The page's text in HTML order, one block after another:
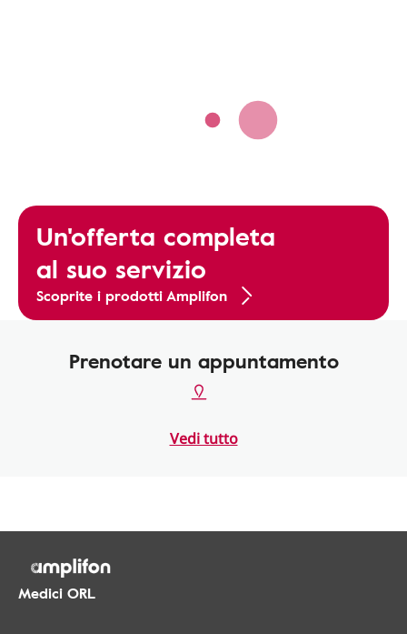
Un'offerta completa
al suo servizio
Scoprite i prodotti Amplifon
Prenotare un appuntamento
Vedi tutto
Medici ORL